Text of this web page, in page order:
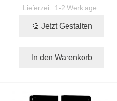
Lieferzeit: 1-2 Werktage
🎨 Jetzt Gestalten
In den Warenkorb